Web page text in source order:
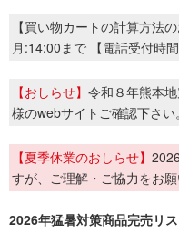
【買い物カートの計算方法
月:14:00まで 【電話受付時
【おしらせ】 令和８年熊本
様のwebサイトご確認下さい。
【夏季休業のおしらせ】
すが、ご理解・ご協力をお願
2026年猛暑対策商品完売リ